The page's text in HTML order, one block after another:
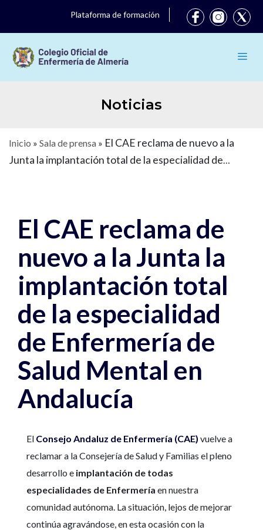
Plataforma de formación
Noticias
Inicio » Sala de prensa » El CAE reclama de nuevo a la
Junta la implantación total de la especialidad de
El CAE reclama de
nuevo a la Junta la
implantación total
de la especialidad
de Enfermería de
Salud Mental en
Andalucía
El Consejo Andaluz de Enfermería (CAE) vuelve a
reclamar a la Consejería de Salud y Familias el pleno
desarrollo e implantación de todas
especialidades de Enfermería en nuestra
comunidad autónoma. La situación, lejos de mejorar
continúa agravándose, en esta ocasión con la